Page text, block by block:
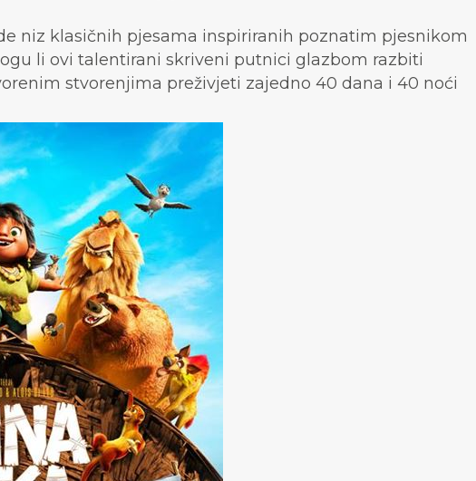
niz klasičnih pjesama inspiriranih poznatim pjesnikom
li ovi talentirani skriveni putnici glazbom razbiti
stvorenjima preživjeti zajedno 40 dana i 40 noći